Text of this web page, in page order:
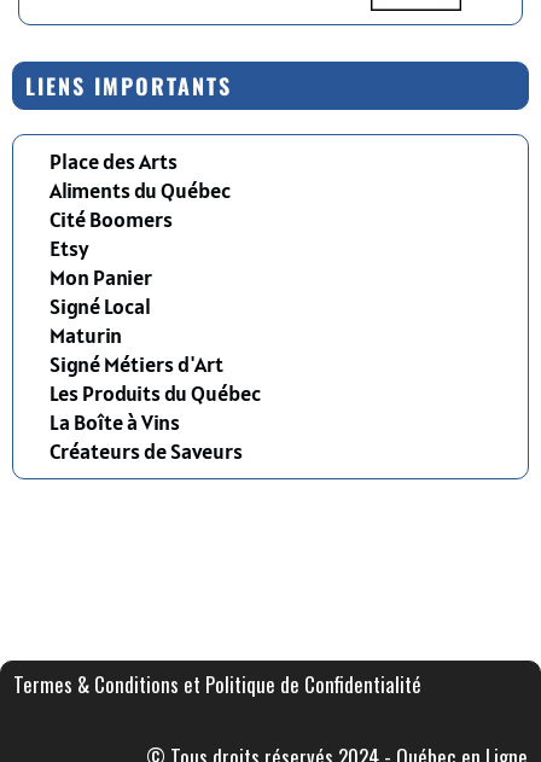
LIENS IMPORTANTS
Place des Arts
Aliments du Québec
Cité Boomers
Etsy
Mon Panier
Signé Local
Maturin
Signé Métiers d'Art
Les Produits du Québec
La Boîte à Vins
Créateurs de Saveurs
Termes & Conditions et Politique de Confidentialité